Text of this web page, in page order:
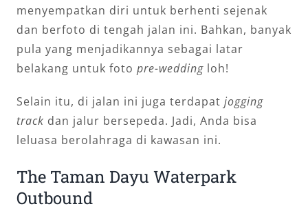
menyempatkan diri untuk berhenti sejenak
dan berfoto di tengah jalan ini. Bahkan, banyak
pula yang menjadikannya sebagai latar
belakang untuk foto pre-wedding loh!
Selain itu, di jalan ini juga terdapat jogging
track dan jalur bersepeda. Jadi, Anda bisa
leluasa berolahraga di kawasan ini.
The Taman Dayu Waterpark
Outbound